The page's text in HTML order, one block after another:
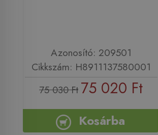
Azonosító: 209501
Cikkszám: H8911137580001
75 030 Ft 75 020 Ft
Kosárba